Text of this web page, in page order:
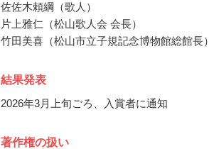
佐佐木頼綱（歌人）
片上雅仁（松山歌人会 会長）
竹田美喜（松山市立子規記念博物館総館長）
結果発表
2026年3月上旬ごろ、入賞者に通知
著作権の扱い